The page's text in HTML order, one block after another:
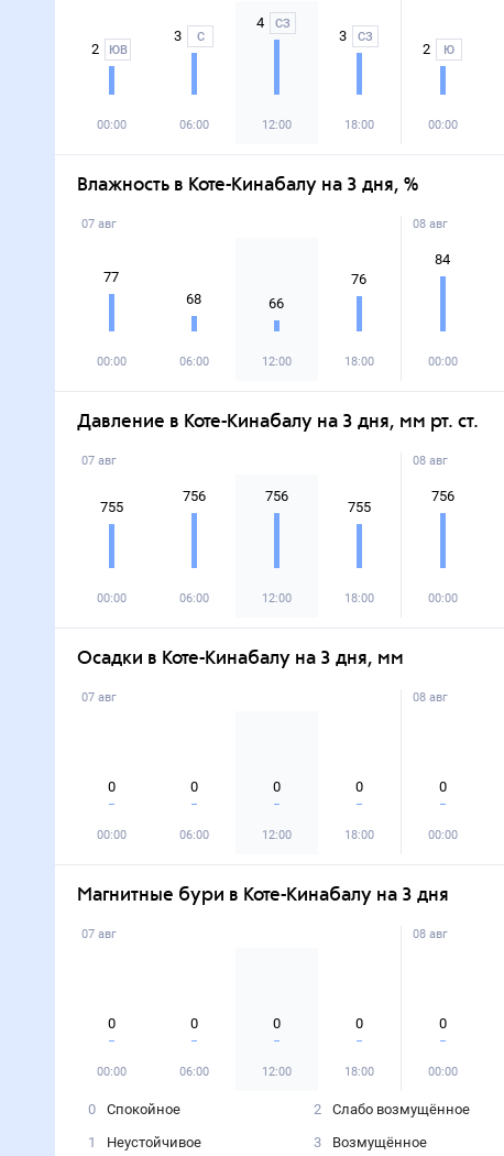
2 ЮВ
00:00
3 С
06:00
4 СЗ
12:00
3 СЗ
18:00
2 Ю
00:00
Влажность в Коте-Кинабалу на 3 дня, %
07 авг
77
00:00
68
06:00
66
12:00
76
18:00
08 авг
84
00:00
Давление в Коте-Кинабалу на 3 дня, мм рт. ст.
07 авг
755
00:00
756
06:00
756
12:00
755
18:00
08 авг
756
00:00
Осадки в Коте-Кинабалу на 3 дня, мм
07 авг
0
00:00
0
06:00
0
12:00
0
18:00
08 авг
0
00:00
Магнитные бури в Коте-Кинабалу на 3 дня
07 авг
0
00:00
0
06:00
0
12:00
0
18:00
08 авг
0
00:00
0
Спокойное
1
Неустойчивое
2
Слабо возмущённое
3
Возмущённое